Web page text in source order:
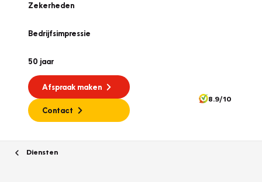
Zekerheden
Bedrijfsimpressie
50 jaar
Afspraak maken
Contact
8.9/10
Diensten